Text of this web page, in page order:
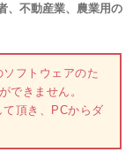
、不動産業、農業用の
フトウェアのた
できません。
頂き、PCからダ